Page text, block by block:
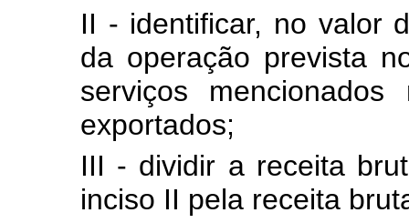
II - identificar, no valor
da operação prevista
serviços
exportados;
III - dividir a receita
inciso II pela receita